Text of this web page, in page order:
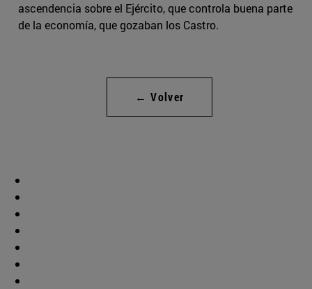
ascendencia sobre el Ejército, que controla buena parte
de la economía, que gozaban los Castro.
← Volver